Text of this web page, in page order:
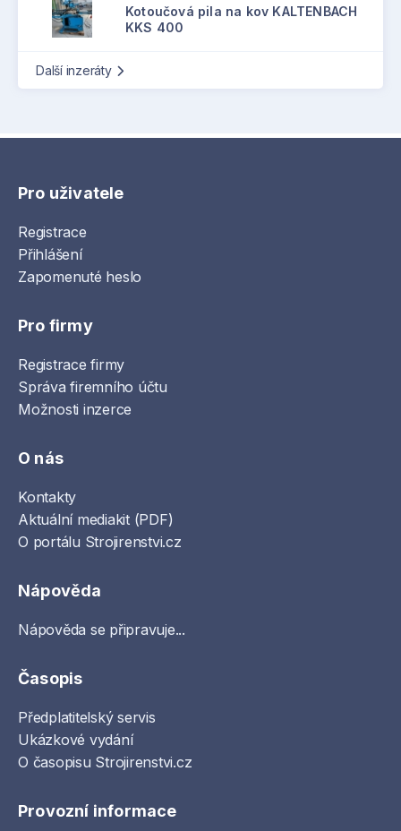
Kotoučová pila na kov KALTENBACH
KKS 400
Další inzeráty
Pro uživatele
Registrace
Přihlášení
Zapomenuté heslo
Pro firmy
Registrace firmy
Správa firemního účtu
Možnosti inzerce
O nás
Kontakty
Aktuální mediakit (PDF)
O portálu Strojirenstvi.cz
Nápověda
Nápověda se připravuje...
Časopis
Předplatitelský servis
Ukázkové vydání
O časopisu Strojirenstvi.cz
Provozní informace